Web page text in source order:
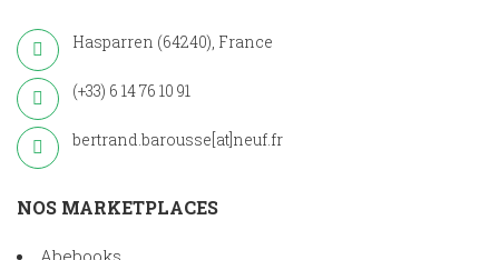
Hasparren (64240), France
(+33) 6 14 76 10 91
bertrand.barousse[at]neuf.fr
NOS MARKETPLACES